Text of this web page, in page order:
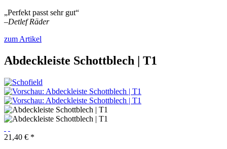
„Perfekt passt sehr gut“
–Detlef Räder
zum Artikel
Abdeckleiste Schottblech | T1
21,40 € *